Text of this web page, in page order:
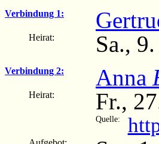
Verbindung 1:
Heirat: Sa.,
Verbindung 2: Anna
Heirat: Fr.,
Quelle: